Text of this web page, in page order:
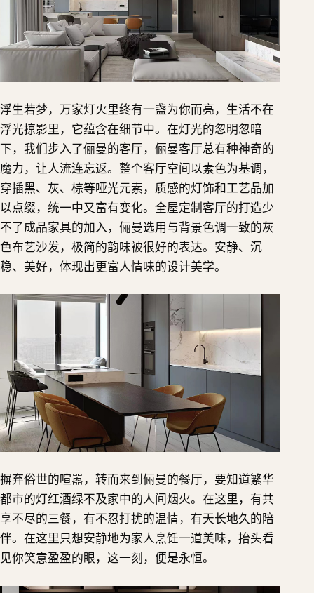
浮生若梦，万家灯火里终有一盏为你而亮，生活不在
浮光掠影里，它蕴含在细节中。在灯光的忽明忽暗
下，我们步入了俪曼的客厅，俪曼客厅总有种神奇的
魔力，让人流连忘返。整个客厅空间以素色为基调，
穿插黑、灰、棕等哑光元素，质感的灯饰和工艺品加
以点缀，统一中又富有变化。全屋定制客厅的打造少
不了成品家具的加入，俪曼选用与背景色调一致的灰
色布艺沙发，极简的韵味被很好的表达。安静、沉
稳、美好，体现出更富人情味的设计美学。
摒弃俗世的喧嚣，转而来到俪曼的餐厅，要知道繁华
都市的灯红酒绿不及家中的人间烟火。在这里，有共
享不尽的三餐，有不忍打扰的温情，有天长地久的陪
伴。在这里只想安静地为家人烹饪一道美味，抬头看
见你笑意盈盈的眼，这一刻，便是永恒。